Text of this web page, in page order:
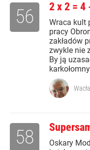
2 x 2 = 4
Wraca kult
pracy
zakładów
zwykle nie
By ją
56
Oskary
58